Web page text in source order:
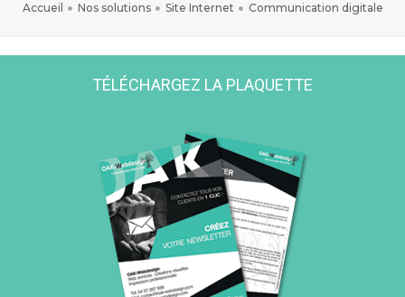
Accueil Nos solutions Site Internet Communication digitale
TÉLÉCHARGEZ LA PLAQUETTE